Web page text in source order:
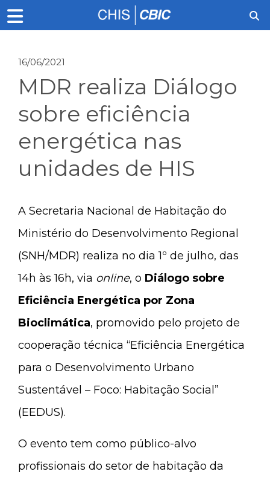
16/06/2021
MDR realiza Diálogo
sobre eficiência
energética nas
unidades de HIS
A Secretaria Nacional de Habitação do
Ministério do Desenvolvimento Regional
(SNH/MDR) realiza no dia 1º de julho, das
14h às 16h, via online, o Diálogo sobre
Eficiência Energética por Zona
Bioclimática, promovido pelo projeto de
cooperação técnica “Eficiência Energética
para o Desenvolvimento Urbano
Sustentável – Foco: Habitação Social”
(EEDUS).
O evento tem como público-alvo
profissionais do setor de habitação da